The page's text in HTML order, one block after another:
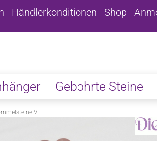
Händlerkonditionen Shop
Gebohrte Steine
VE